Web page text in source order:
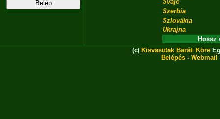
Svájc
Szerbia
Szlovákia
Ukrajna
Hossz
(c) Kisvasutak Baráti Köre
Belépés - Webmail